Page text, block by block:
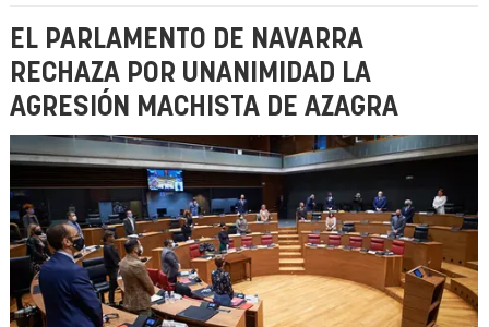
EL PARLAMENTO DE NAVARRA
RECHAZA POR UNANIMIDAD LA
AGRESIÓN MACHISTA DE AZAGRA